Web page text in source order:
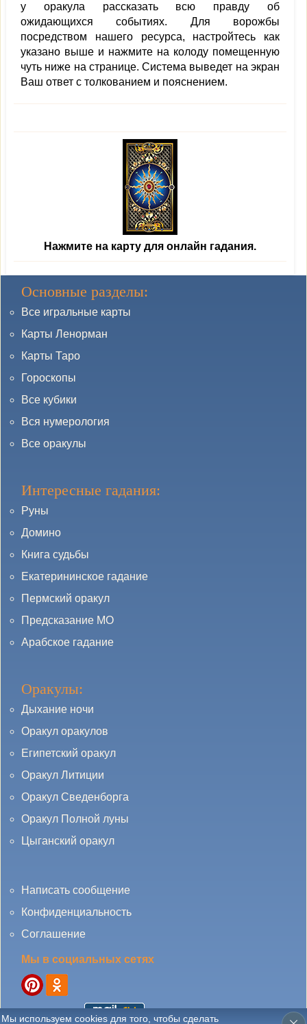
у оракула рассказать всю правду об
ожидающихся событиях. Для ворожбы
посредством нашего ресурса, настройтесь как
указано выше и нажмите на колоду помещенную
чуть ниже на странице. Система выведет на экран
Ваш ответ с толкованием и пояснением.
Нажмите на карту для онлайн гадания.
Основные разделы:
Все игральные карты
Карты Ленорман
Карты Таро
Гороскопы
Все кубики
Вся нумерология
Все оракулы
Интересные гадания:
Руны
Домино
Книга судьбы
Екатерининское гадание
Пермский оракул
Предсказание МО
Арабское гадание
Оракулы:
Дыхание ночи
Оракул оракулов
Египетский оракул
Оракул Литиции
Оракул Сведенборга
Оракул Полной луны
Цыганский оракул
Написать сообщение
Конфиденциальность
Соглашение
Мы в социальных сетях
Мы используем cookies для того, чтобы сделать